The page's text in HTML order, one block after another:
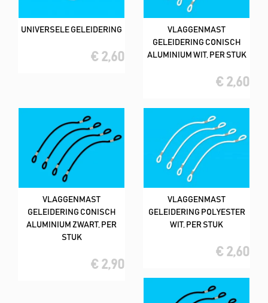
UNIVERSELE GELEIDERING
€ 2,60
VLAGGENMAST
GELEIDERING CONISCH
ALUMINIUM WIT, PER STUK
€ 2,60
VLAGGENMAST
GELEIDERING CONISCH
ALUMINIUM ZWART, PER
STUK
€ 2,90
VLAGGENMAST
GELEIDERING POLYESTER
WIT, PER STUK
€ 2,60